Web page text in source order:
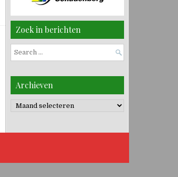
Zoek in berichten
Search
for:
Archieven
Archieven